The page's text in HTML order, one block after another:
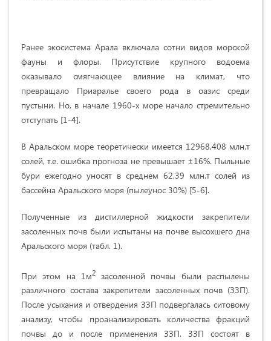
Ранее экосистема Арала включала сотни видов морской
фауны и флоры. Присутствие крупного водоема
оказывало смягчающее влияние на климат, что
превращало Приаралье своего рода в оазис среди
пустыни. Но, в начале 1960-х море начало стремительно
отступать [1-4].
В Аральском море теоретически имеется 12968,408 млн.т
солей, т.е. ошибка прогноза не превышает ±16%. Пыльные
бури ежегодно уносят в среднем 62,39 млн.т солей из
бассейна Аральского моря (пылеунос 30%) [5-6].
Полученные из дистиллерной жидкости закрепители
засоленных почв были испытаны на почве высохшего дна
Аральского моря (табл. 1).
При этом на 1м2 засоленной почвы были распылены
различного состава закрепители засоленных почв (ЗЗП).
После усыхания и отвердения ЗЗП подвергалась ситовому
анализу, чтобы проанализировать количества фракций
почвы до и после применения ЗЗП. ЗЗП состоят в